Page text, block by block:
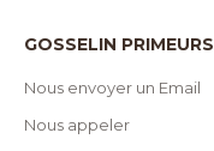
GOSSELIN PRIMEURS
Nous envoyer un Email
Nous appeler